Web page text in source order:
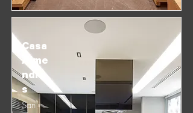
Casa
Alme
ndro
s
San